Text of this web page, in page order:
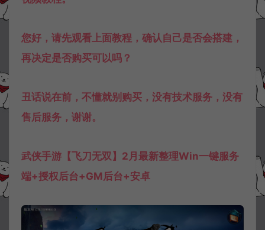
您好，请先观看上面教程，确认自己是否会搭建，
再决定是否购买可以吗？
丑话说在前，不懂就别购买，没有技术服务，没有
售后服务，谢谢。
武侠手游【飞刀无双】2月最新整理Win一键服务
端+授权后台+GM后台+安卓